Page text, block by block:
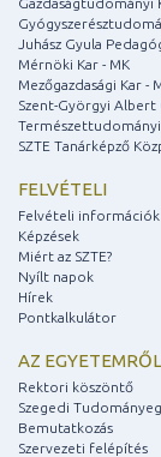
Juhász Gyula
Mérnöki Kar - MK
Mezőgazdasági Kar -
Szent-Györgyi Albert
SZTE Tanárképző
FELVÉTELI
Felvételi információk
Képzések
Miért az SZTE?
Nyílt napok
Hírek
Pontkalkulátor
AZ EGYETEMRŐL
Rektori köszöntő
Szegedi
Bemutatkozás
Szervezeti felépítés